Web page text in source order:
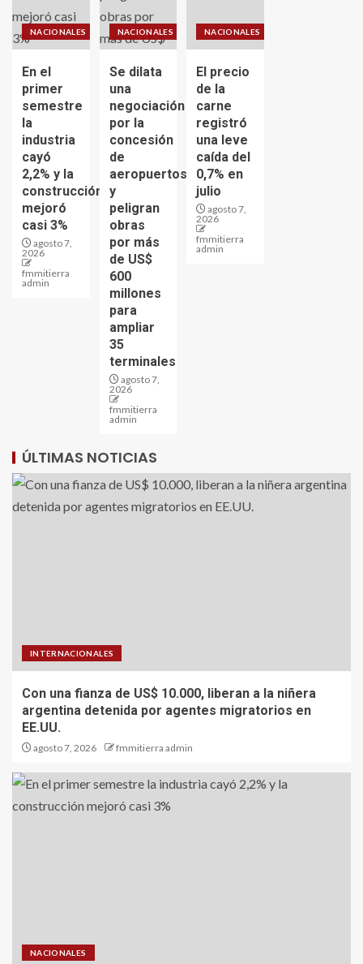
NACIONALES
En el
primer
semestre
la
industria
cayó
2,2% y la
construcción
mejoró
casi 3%
agosto 7,
2026
fmmitierra
admin
NACIONALES
Se dilata
una
negociación
por la
concesión
de
aeropuertos
y
peligran
obras
por más
de US$
600
millones
para
ampliar
35
terminales
agosto 7,
2026
fmmitierra
admin
NACIONALES
El precio
de la
carne
registró
una leve
caída del
0,7% en
julio
agosto 7,
2026
fmmitierra
admin
ÚLTIMAS NOTICIAS
INTERNACIONALES
Con una fianza de US$ 10.000, liberan a la niñera
argentina detenida por agentes migratorios en
EE.UU.
agosto 7, 2026 fmmitierra admin
NACIONALES